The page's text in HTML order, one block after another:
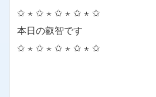
✩ ⋆ ✩ ⋆ ✩ ⋆ ✩ ⋆ ✩
本日の叡智です
✩ ⋆ ✩ ⋆ ✩ ⋆ ✩ ⋆ ✩